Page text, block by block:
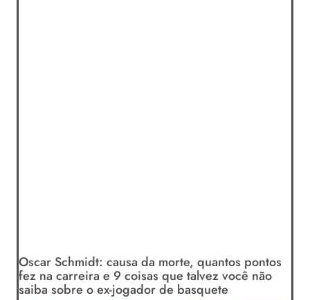
Oscar Schmidt: causa da morte, quantos pontos
fez na carreira e 9 coisas que talvez você não
saiba sobre o ex-jogador de basquete